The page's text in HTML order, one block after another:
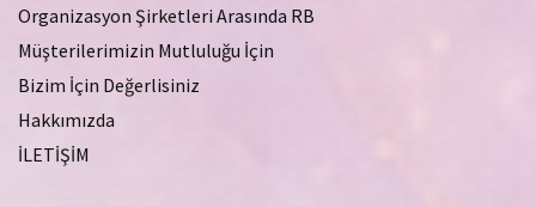
Organizasyon Şirketleri Arasında RB
Müşterilerimizin Mutluluğu İçin
Bizim İçin Değerlisiniz
Hakkımızda
İLETİŞİM